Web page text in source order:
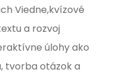
Viedne,kvízové
a rozvoj
úlohy ako
tvorba otázok a